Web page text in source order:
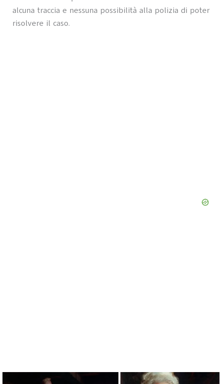
alcuna traccia e nessuna possibilità alla polizia di poter
risolvere il caso.